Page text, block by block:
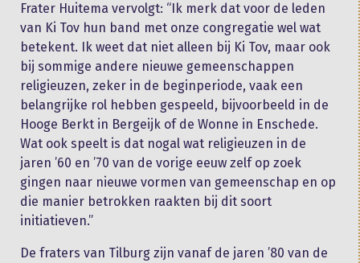
Frater Huitema vervolgt: “Ik merk dat voor de leden
van Ki Tov hun band met onze congregatie wel wat
betekent. Ik weet dat niet alleen bij Ki Tov, maar ook
bij sommige andere nieuwe gemeenschappen
religieuzen, zeker in de beginperiode, vaak een
belangrijke rol hebben gespeeld, bijvoorbeeld in de
Hooge Berkt in Bergeijk of de Wonne in Enschede.
Wat ook speelt is dat nogal wat religieuzen in de
jaren ’60 en ’70 van de vorige eeuw zelf op zoek
gingen naar nieuwe vormen van gemeenschap en op
die manier betrokken raakten bij dit soort
initiatieven.”
De fraters van Tilburg zijn vanaf de jaren ’80 van de